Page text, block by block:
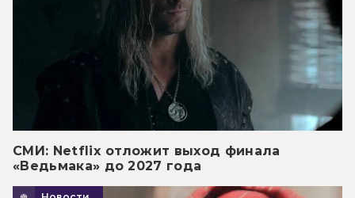
СМИ: Netflix отложит выход финала
«Ведьмака» до 2027 года